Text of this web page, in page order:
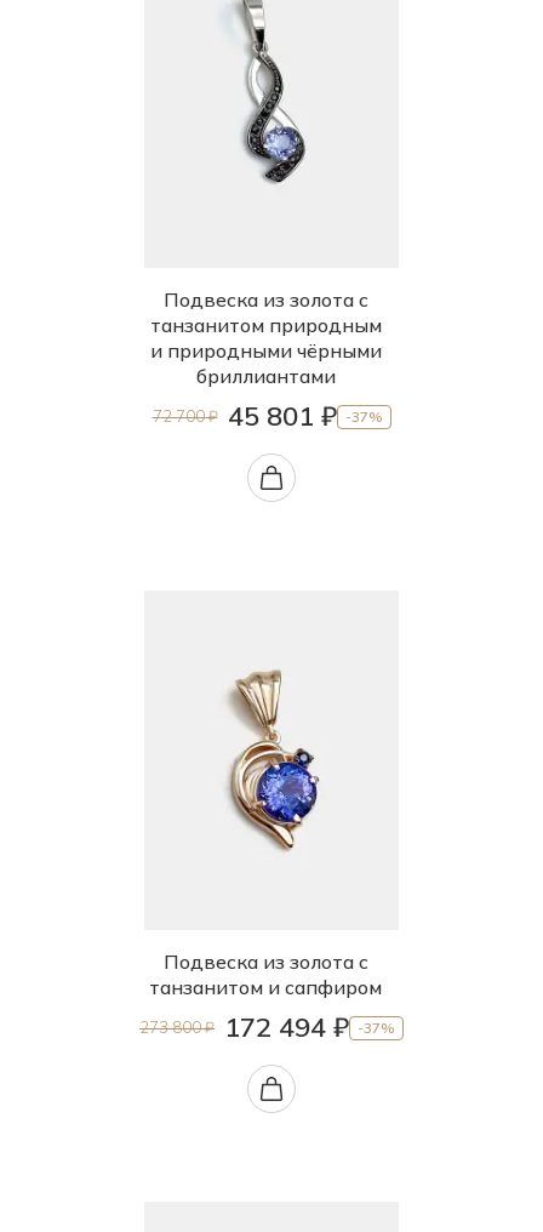
Подвеска из золота с
танзанитом природным
и природными чёрными
бриллиантами
72 700 ₽ 45 801 ₽ -37%
Подвеска из золота с
танзанитом и сапфиром
273 800 ₽ 172 494 ₽ -37%